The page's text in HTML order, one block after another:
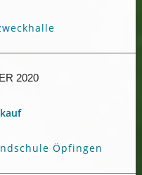
2020
Öpfingen